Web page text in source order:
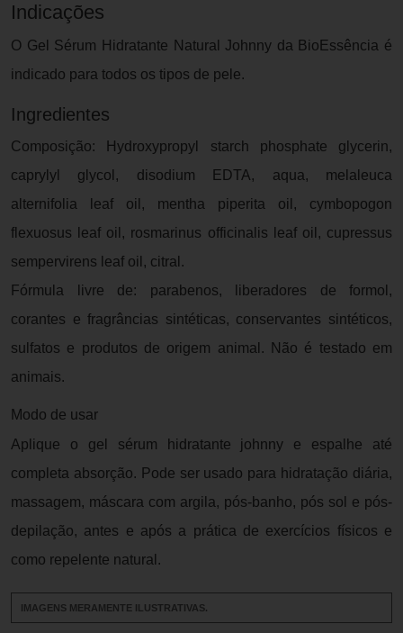
Indicações
O Gel Sérum Hidratante Natural Johnny da BioEssência é
indicado para todos os tipos de pele.
Ingredientes
Composição: Hydroxypropyl starch phosphate glycerin,
caprylyl glycol, disodium EDTA, aqua, melaleuca
alternifolia leaf oil, mentha piperita oil, cymbopogon
flexuosus leaf oil, rosmarinus officinalis leaf oil, cupressus
sempervirens leaf oil, citral.
Fórmula livre de: parabenos, liberadores de formol,
corantes e fragrâncias sintéticas, conservantes sintéticos,
sulfatos e produtos de origem animal. Não é testado em
animais.
Modo de usar
Aplique o gel sérum hidratante johnny e espalhe até
completa absorção. Pode ser usado para hidratação diária,
massagem, máscara com argila, pós-banho, pós sol e pós-
depilação, antes e após a prática de exercícios físicos e
como repelente natural.
IMAGENS MERAMENTE ILUSTRATIVAS.